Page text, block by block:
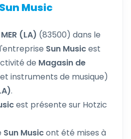
Music
MER (LA) (83500) dans le
Sun Musicest
de Magasin de
instruments de musique)
.
est présente sur Hotzic
Sun Musicont été mises à